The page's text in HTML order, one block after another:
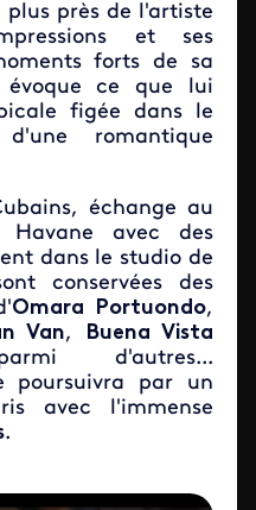
près de l'artiste
et ses
forts de sa
évoque ce que lui
figée dans le
romantique
échange au
Havane avec des
dans le studio de
conservées des
Omara Portuondo,
Van,
Buena Vista
d'autres...
poursuivra par un
avec l'immense
.